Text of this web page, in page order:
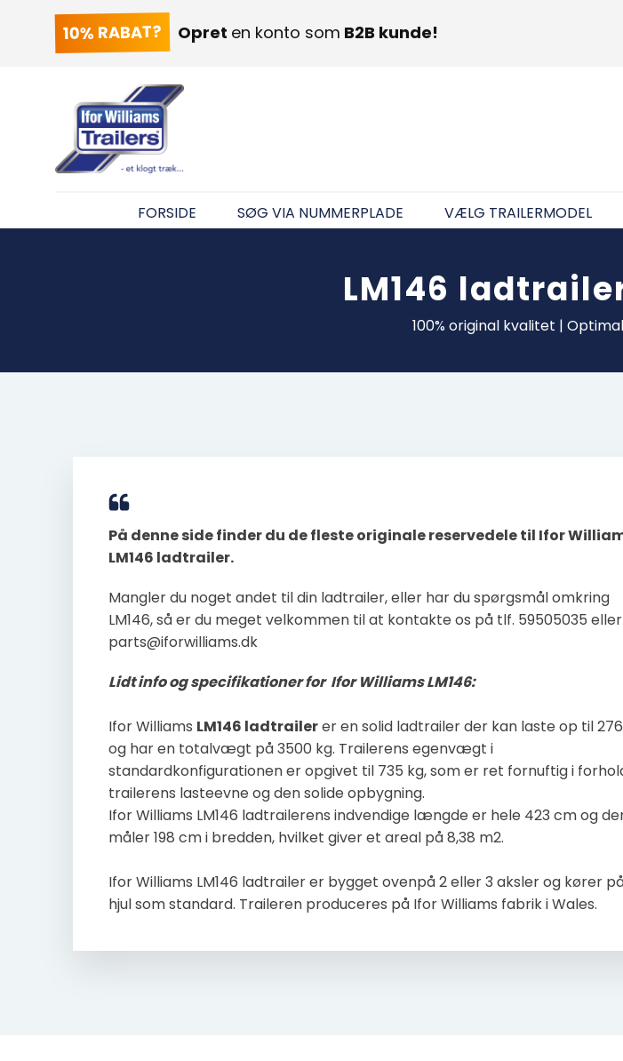
10% RABAT? Opret en konto som B2B kunde!
FORSIDE SØG VIA NUMMERPLADE VÆLG TRAILERMODEL
LM146
100% original kvalitet |
På denne side finder du de fleste originale reservedele til Ifor
LM146 ladtrailer.
Mangler du noget andet til din ladtrailer, eller har du spørgsmål omkring
LM146, så er du meget velkommen til at kontakte os på tlf. 59505035
parts@iforwilliams.dk
Lidt info og specifikationer for Ifor WilliamsLM146:
Ifor Williams LM146 ladtrailerer en solid ladtrailer der kan laste op til
og har en totalvægt på 3500 kg. Trailerens egenvægt i
standardkonfigurationen er opgivet til 735 kg, som er ret fornuftig i
trailerens lasteevne og den solide opbygning.
Ifor Williams LM146 ladtrailerens indvendige længde er hele 423 cm og
måler 198 cm i bredden, hvilket giver et areal på 8,38 m2.
Ifor Williams LM146 ladtrailer er bygget ovenpå 2 eller 3 aksler og kører på
hjul som standard. Traileren produceres på Ifor Williams fabrik i Wales.